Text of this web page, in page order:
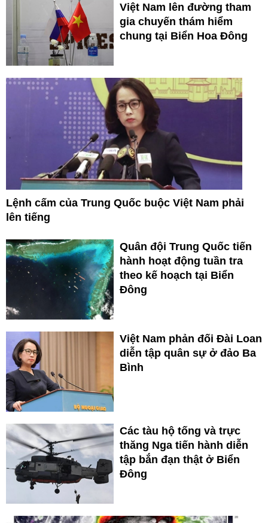
Việt Nam lên đường tham
gia chuyến thám hiểm
chung tại Biển Hoa Đông
Lệnh cấm của Trung Quốc buộc Việt Nam phải
lên tiếng
Quân đội Trung Quốc tiến
hành hoạt động tuần tra
theo kế hoạch tại Biển
Đông
Việt Nam phản đối Đài Loan
diễn tập quân sự ở đảo Ba
Bình
Các tàu hộ tống và trực
thăng Nga tiến hành diễn
tập bắn đạn thật ở Biển
Đông